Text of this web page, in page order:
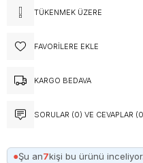
TÜKENMEK ÜZERE
FAVORILERE EKLE
KARGO BEDAVA
SORULAR (0) VE CEVAPLAR
●Şu an7kişi bu ürünü inceliyor.